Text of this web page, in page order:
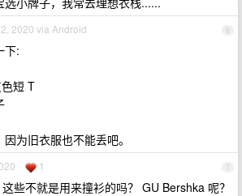
6
2020 via Android
下:
短 T
为旧衣服也不能丢吧。
7
1
些不就是用来撞衫的吗？ GU Bershka 呢？